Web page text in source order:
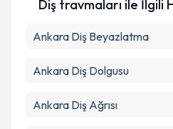
Diş travmaları ile İlgili
Ankara Diş Beyazlatma
Ankara Diş Dolgusu
Ankara Diş Ağrısı